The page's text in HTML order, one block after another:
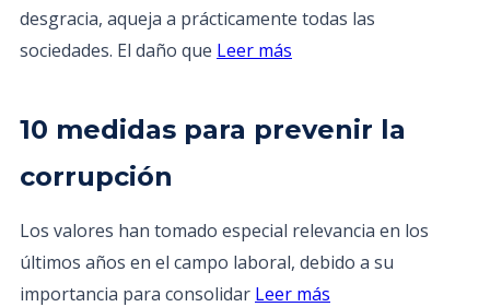
desgracia, aqueja a prácticamente todas las
sociedades. El daño que Leer más
10 medidas para prevenir la
corrupción
Los valores han tomado especial relevancia en los
últimos años en el campo laboral, debido a su
importancia para consolidar Leer más